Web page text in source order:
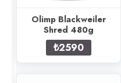
Olimp Blackweiler
Shred 480g
₺2590